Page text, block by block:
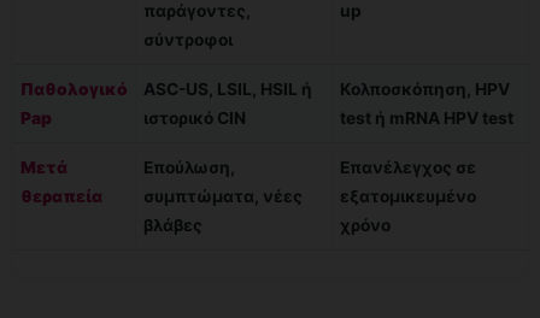
παράγοντες,
σύντροφοι
up
Παθολογικό
Pap
ASC-US, LSIL, HSIL ή
ιστορικό CIN
Κολποσκόπηση, HPV
test ή mRNA HPV test
Μετά
θεραπεία
Επούλωση,
συμπτώματα, νέες
βλάβες
Επανέλεγχος σε
εξατομικευμένο
χρόνο